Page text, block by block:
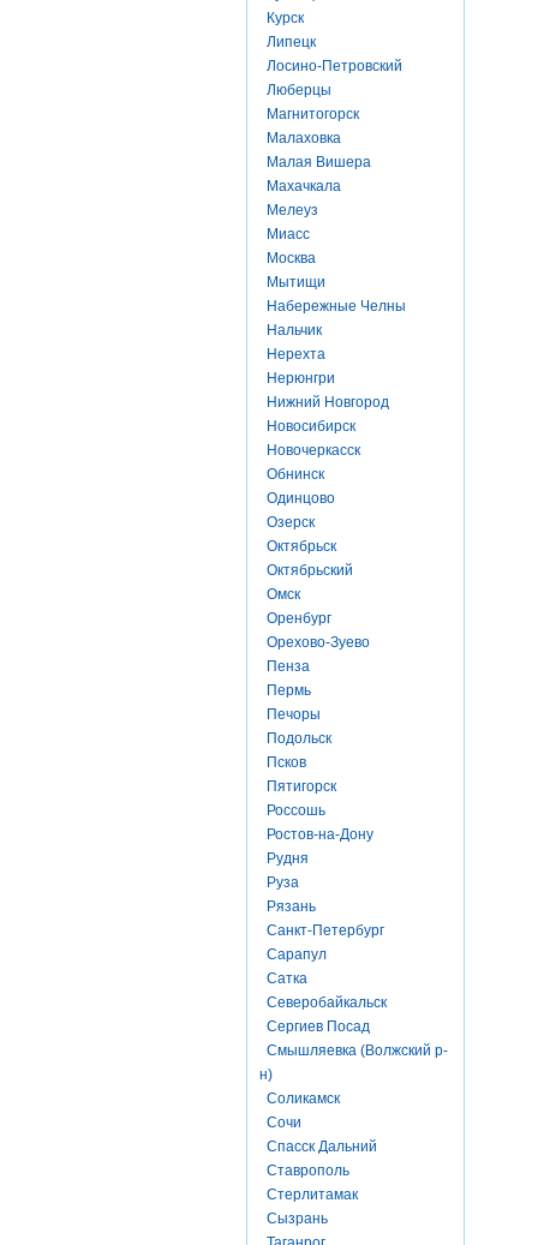
Курск
Липецк
Лосино-Петровский
Люберцы
Магнитогорск
Малаховка
Малая Вишера
Махачкала
Мелеуз
Миасс
Москва
Мытищи
Набережные Челны
Нальчик
Нерехта
Нерюнгри
Нижний Новгород
Новосибирск
Новочеркасск
Обнинск
Одинцово
Озерск
Октябрьск
Октябрьский
Омск
Оренбург
Орехово-Зуево
Пенза
Пермь
Печоры
Подольск
Псков
Пятигорск
Россошь
Ростов-на-Дону
Рудня
Руза
Рязань
Санкт-Петербург
Сарапул
Сатка
Северобайкальск
Сергиев Посад
Смышляевка (Волжский р-
н)
Соликамск
Сочи
Спасск Дальний
Ставрополь
Стерлитамак
Сызрань